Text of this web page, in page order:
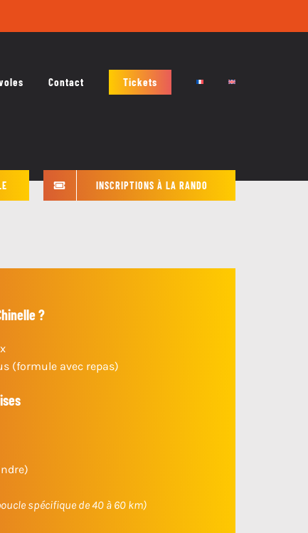
Contact Tickets
INSCRIPTIONS À LA RANDO
?
(formule avec repas)
spécifique de 40 à 60 km)